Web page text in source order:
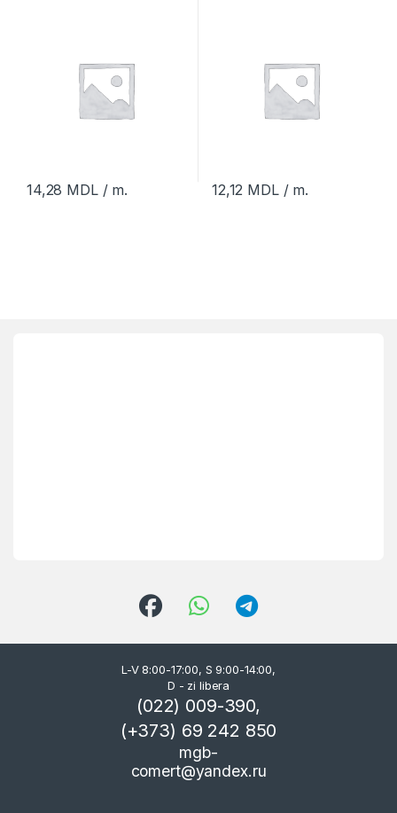
14,28 MDL/ m. 12,12 MDL/ m.
L-V 8:00-17:00, S 9:00-14:00,
D - zi libera
(022) 009-390,
(+373) 69 242 850
mgb-
comert@yandex.ru